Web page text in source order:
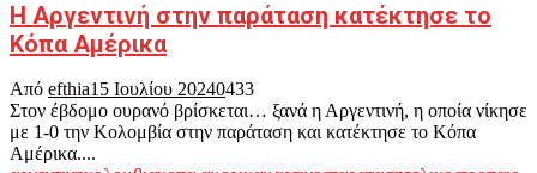
H Αργεντινή στην παράταση κατέκτησε το
Κόπα Αμέρικα
Από efthia15 Ιουλίου 20240433
Στον έβδομο ουρανό βρίσκεται… ξανά η Αργεντινή, η οποία νίκησε
με 1-0 την Κολομβία στην παράταση και κατέκτησε το Κόπα
Αμέρικα....